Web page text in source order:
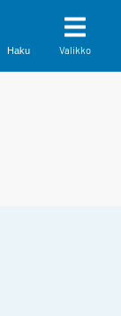
Haku Valikko